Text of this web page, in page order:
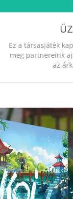
Ez a társasjáték
meg partnereink
az